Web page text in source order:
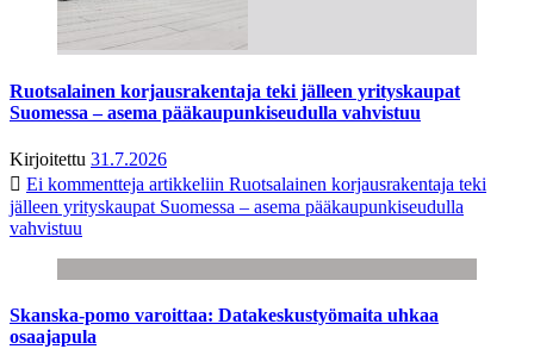
Ruotsalainen korjausrakentaja teki jälleen yrityskaupat
Suomessa – asema pääkaupunkiseudulla vahvistuu
Kirjoitettu 31.7.2026
Ei kommentteja artikkeliin Ruotsalainen korjausrakentaja teki
jälleen yrityskaupat Suomessa – asema pääkaupunkiseudulla
vahvistuu
Skanska-pomo varoittaa: Datakeskustyömaita uhkaa
osaajapula